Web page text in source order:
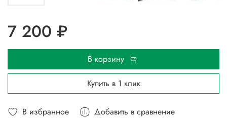
В избранное Добавить в сравнение
7 200 ₽
В корзину
Купить в 1 клик